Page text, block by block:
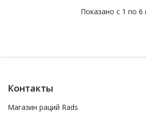
Показано с 1 по 6
Контакты
Магазин раций Rads